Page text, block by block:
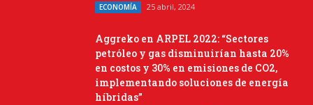
ECONOMÍA 25 abril, 2024
Aggreko en ARPEL 2022: “Sectores
petróleo y gas disminuirían hasta 20%
en costos y 30% en emisiones de CO2,
implementando soluciones de energía
híbridas”